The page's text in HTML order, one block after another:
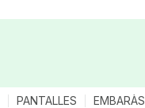
PANTALLES EMBARÀS